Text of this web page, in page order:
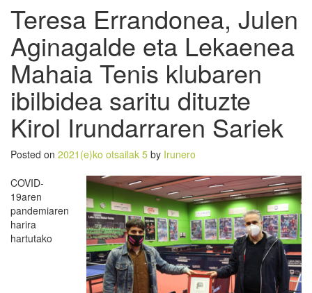
Teresa Errandonea, Julen
Aginagalde eta Lekaenea
Mahaia Tenis klubaren
ibilbidea saritu dituzte
Kirol Irundarraren Sariek
Posted on 2021(e)ko otsailak 5 by Irunero
COVID-
19aren
pandemiaren
harira
hartutako